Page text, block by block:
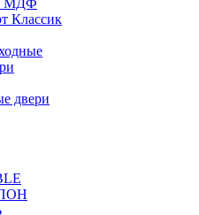
МДФ
Классик
двери